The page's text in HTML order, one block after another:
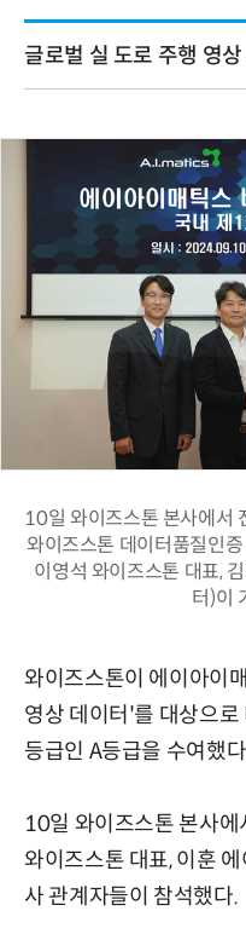
글로벌 실 도로 주행 영
10일 와이즈스톤 본사에서
와이즈스톤 데이터품질인
이영석 와이즈스톤 대표,
터)이
와이즈스톤이 에이아이
영상 데이터'를 대상으
등급인 A등급을 수여했
10일 와이즈스톤 본사
와이즈스톤 대표, 이훈
사 관계자들이 참석했다.